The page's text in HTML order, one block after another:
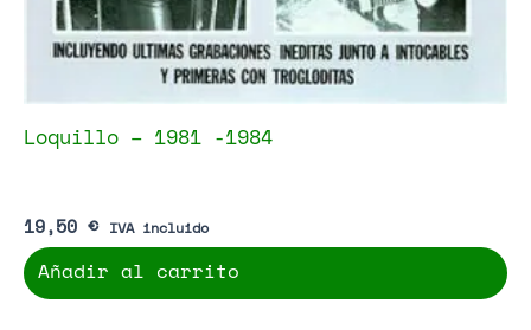
Loquillo – 1981 -1984
19,50 € IVA incluido
Añadir al carrito